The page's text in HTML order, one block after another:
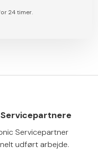
24 timer.
Servicepartner
udført arbejde.